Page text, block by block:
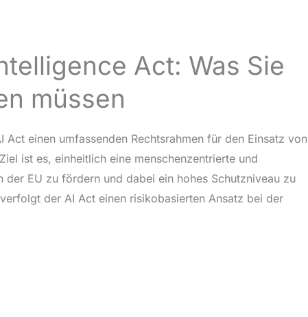
Act: Was Sie
müssen
Act einen umfassenden Rechtsrahmen für den Einsatz von
ist es, einheitlich eine menschenzentrierte und
der EU zu fördern und dabei ein hohes Schutzniveau zu
der AI Act einen risikobasierten Ansatz bei der